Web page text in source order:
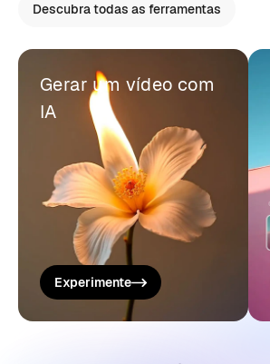
Descubra todas as ferramentas
Gerar um vídeo com
IA
Experimente